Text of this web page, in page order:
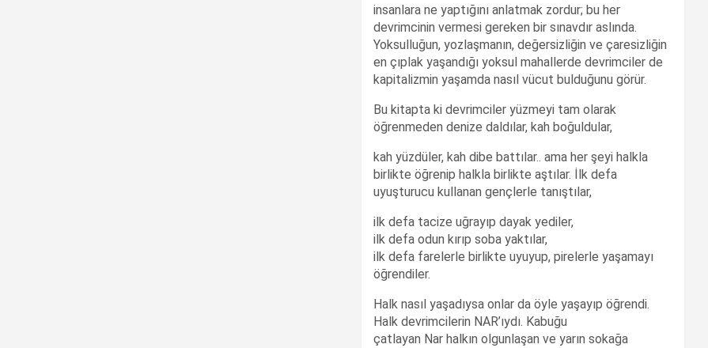
insanlara ne yaptığını anlatmak zordur; bu her
devrimcinin vermesi gereken bir sınavdır aslında.
Yoksulluğun, yozlaşmanın, değersizliğin ve çaresizliğin
en çıplak yaşandığı yoksul mahallerde devrimciler de
kapitalizmin yaşamda nasıl vücut bulduğunu görür.
Bu kitapta ki devrimciler yüzmeyi tam olarak
öğrenmeden denize daldılar, kah boğuldular,
kah yüzdüler, kah dibe battılar.. ama her şeyi halkla
birlikte öğrenip halkla birlikte aştılar. İlk defa
uyuşturucu kullanan gençlerle tanıştılar,
ilk defa tacize uğrayıp dayak yediler,
ilk defa odun kırıp soba yaktılar,
ilk defa farelerle birlikte uyuyup, pirelerle yaşamayı
öğrendiler.
Halk nasıl yaşadıysa onlar da öyle yaşayıp öğrendi.
Halk devrimcilerin NAR’ıydı. Kabuğu
çatlayan Nar halkın olgunlaşan ve yarın sokağa